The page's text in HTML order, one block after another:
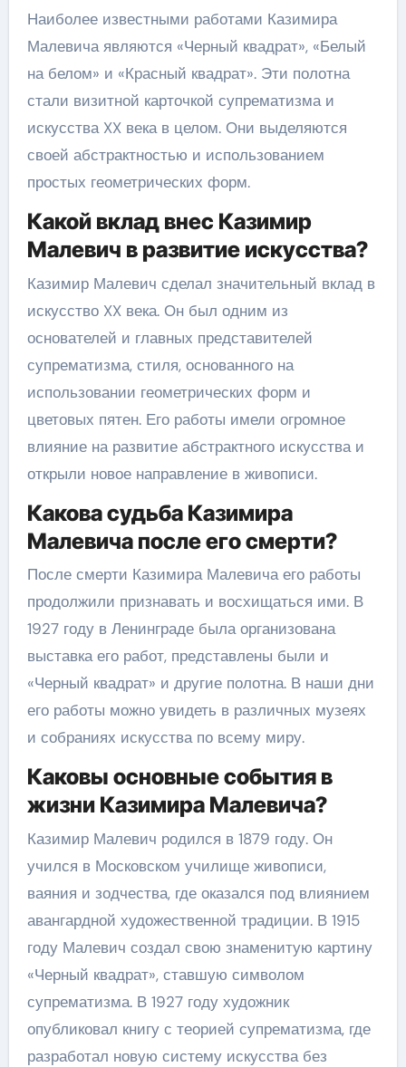
Наиболее известными работами Казимира
Малевича являются «Черный квадрат», «Белый
на белом» и «Красный квадрат». Эти полотна
стали визитной карточкой супрематизма и
искусства XX века в целом. Они выделяются
своей абстрактностью и использованием
простых геометрических форм.
Какой вклад внес Казимир
Малевич в развитие искусства?
Казимир Малевич сделал значительный вклад в
искусство XX века. Он был одним из
основателей и главных представителей
супрематизма, стиля, основанного на
использовании геометрических форм и
цветовых пятен. Его работы имели огромное
влияние на развитие абстрактного искусства и
открыли новое направление в живописи.
Какова судьба Казимира
Малевича после его смерти?
После смерти Казимира Малевича его работы
продолжили признавать и восхищаться ими. В
1927 году в Ленинграде была организована
выставка его работ, представлены были и
«Черный квадрат» и другие полотна. В наши дни
его работы можно увидеть в различных музеях
и собраниях искусства по всему миру.
Каковы основные события в
жизни Казимира Малевича?
Казимир Малевич родился в 1879 году. Он
учился в Московском училище живописи,
ваяния и зодчества, где оказался под влиянием
авангардной художественной традиции. В 1915
году Малевич создал свою знаменитую картину
«Черный квадрат», ставшую символом
супрематизма. В 1927 году художник
опубликовал книгу с теорией супрематизма, где
разработал новую систему искусства без